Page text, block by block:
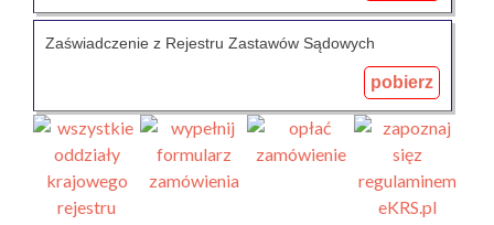
Zaświadczenie z Rejestru Zastawów Sądowych
pobierz